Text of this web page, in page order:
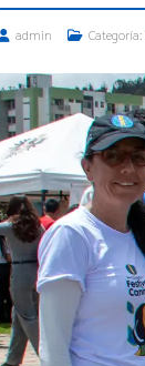
admin Categoría: